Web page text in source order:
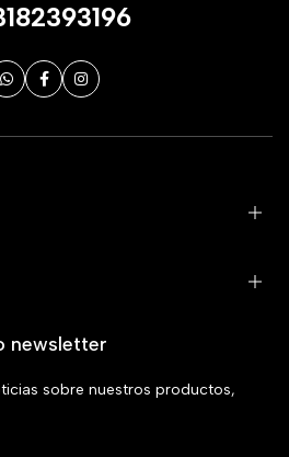
newsletter
sobre nuestros productos,